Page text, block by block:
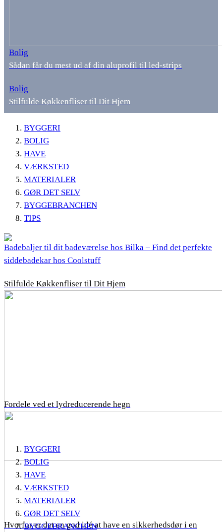
Bolig
Sådan får du mest ud af din aluprofil til led-strips
Bolig
Stilfulde Køkkenfliser til Dit Hjem
BYGGERI
BOLIG
HAVE
VÆRKSTED
MATERIALER
GØR DET SELV
BYGGEBRANCHEN
TIPS
Badebaljer til dit badeværelse hos Bilka – Find det perfekte
siddebadekar hos Coolstuff
Stilfulde Køkkenfliser til Dit Hjem
Fordele ved et lydreducerende hegn
Hvorfor er det en god idé at have en sikkerhedsdør i en
BYGGERI
BOLIG
HAVE
VÆRKSTED
MATERIALER
GØR DET SELV
BYGGEBRANCHEN